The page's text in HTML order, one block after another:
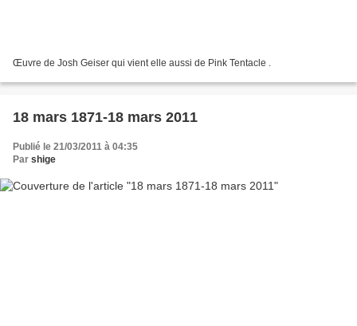
Œuvre de Josh Geiser qui vient elle aussi de Pink Tentacle .
18 mars 1871-18 mars 2011
Publié le 21/03/2011 à 04:35
Par shige